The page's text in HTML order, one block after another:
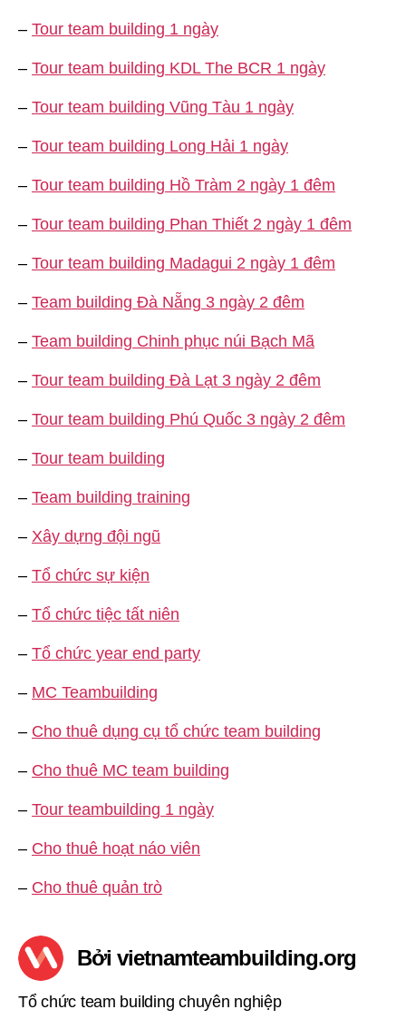
– Tour team building 1 ngày
– Tour team building KDL The BCR 1 ngày
– Tour team building Vũng Tàu 1 ngày
– Tour team building Long Hải 1 ngày
– Tour team building Hồ Tràm 2 ngày 1 đêm
– Tour team building Phan Thiết 2 ngày 1 đêm
– Tour team building Madagui 2 ngày 1 đêm
– Team building Đà Nẵng 3 ngày 2 đêm
– Team building Chinh phục núi Bạch Mã
– Tour team building Đà Lạt 3 ngày 2 đêm
– Tour team building Phú Quốc 3 ngày 2 đêm
– Tour team building
– Team building training
– Xây dựng đội ngũ
– Tổ chức sự kiện
– Tổ chức tiệc tất niên
– Tổ chức year end party
– MC Teambuilding
– Cho thuê dụng cụ tổ chức team building
– Cho thuê MC team building
– Tour teambuilding 1 ngày
– Cho thuê hoạt náo viên
– Cho thuê quản trò
Bởi vietnamteambuilding.org
Tổ chức team building chuyên nghiệp